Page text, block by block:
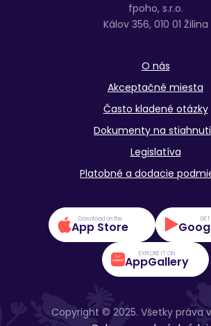
fpoho, s.r.o.
Kálov 356, 010 01 Žilina
O nás
Akceptačné miesta
Často kladené otázky
Dokumenty na
Legislatíva
Platobné a dodacie
Download on the
App Store
EXPLORE IT ON
AppGallery
Copyright © 2025. Všetky práva